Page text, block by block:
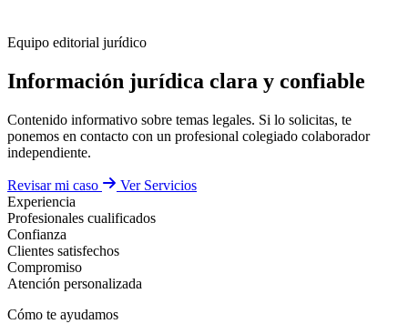
Equipo editorial jurídico
Información jurídica clara y confiable
Contenido informativo sobre temas legales. Si lo solicitas, te
ponemos en contacto con un profesional colegiado colaborador
independiente.
Revisar mi caso
Ver Servicios
Experiencia
Profesionales cualificados
Confianza
Clientes satisfechos
Compromiso
Atención personalizada
Cómo te ayudamos